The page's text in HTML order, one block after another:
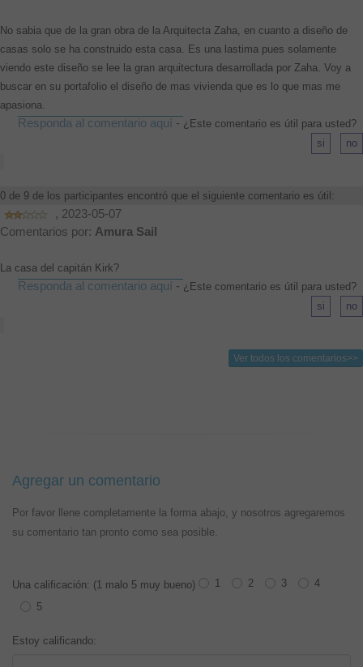
No sabia que de la gran obra de la Arquitecta Zaha, en cuanto a diseño de
casas solo se ha construido esta casa. Es una lastima pues solamente
viendo este diseño se lee la gran arquitectura desarrollada por Zaha. Voy a
buscar en su portafolio el diseño de mas vivienda que es lo que mas me
apasiona.
Responda al comentario aquí - ¿Este comentario es útil para usted?
0 de 9 de los participantes encontró que el siguiente comentario es útil:
, 2023-05-07
Comentarios por: Amura Sail
La casa del capitán Kirk?
Responda al comentario aquí - ¿Este comentario es útil para usted?
Ver todos los comentarios>>
Agregar un comentario
Por favor llene completamente la forma abajo, y nosotros agregaremos
su comentario tan pronto como sea posible.
Una calificación: (1 malo 5 muy bueno) 1 2 3
4
5
Estoy calificando: